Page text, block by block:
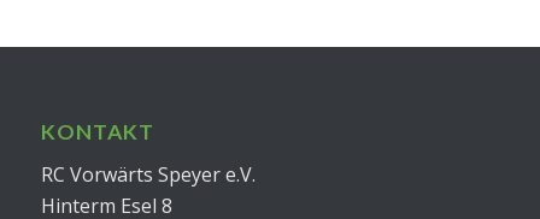
KONTAKT
RC Vorwärts Speyer e.V.
Hinterm Esel 8